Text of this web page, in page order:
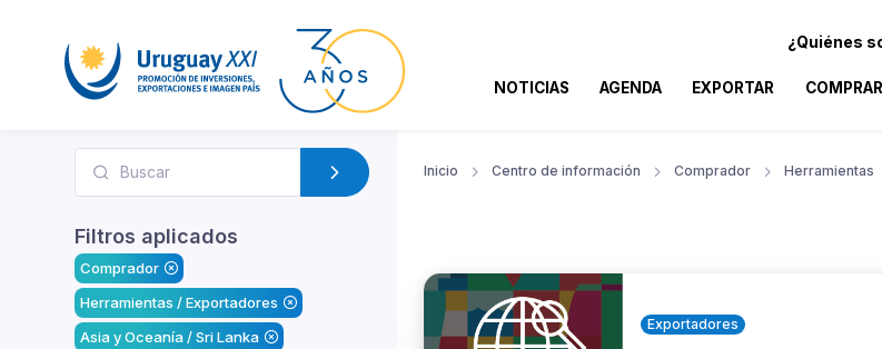
¿Quiénes
NOTICIAS AGENDA EXPORTAR COMPRAR
Filtros aplicados
Comprador
Herramientas / Exportadores
Asia y Oceanía / Sri Lanka
Inicio Centro de información Comprador Herramientas
Exportadores